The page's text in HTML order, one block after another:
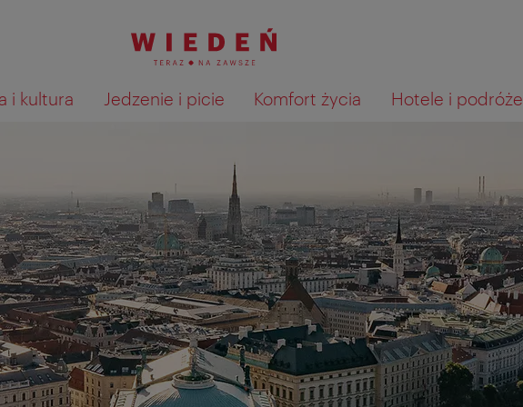
i kultura Jedzenie i picie Komfort życia Hotele i podróże